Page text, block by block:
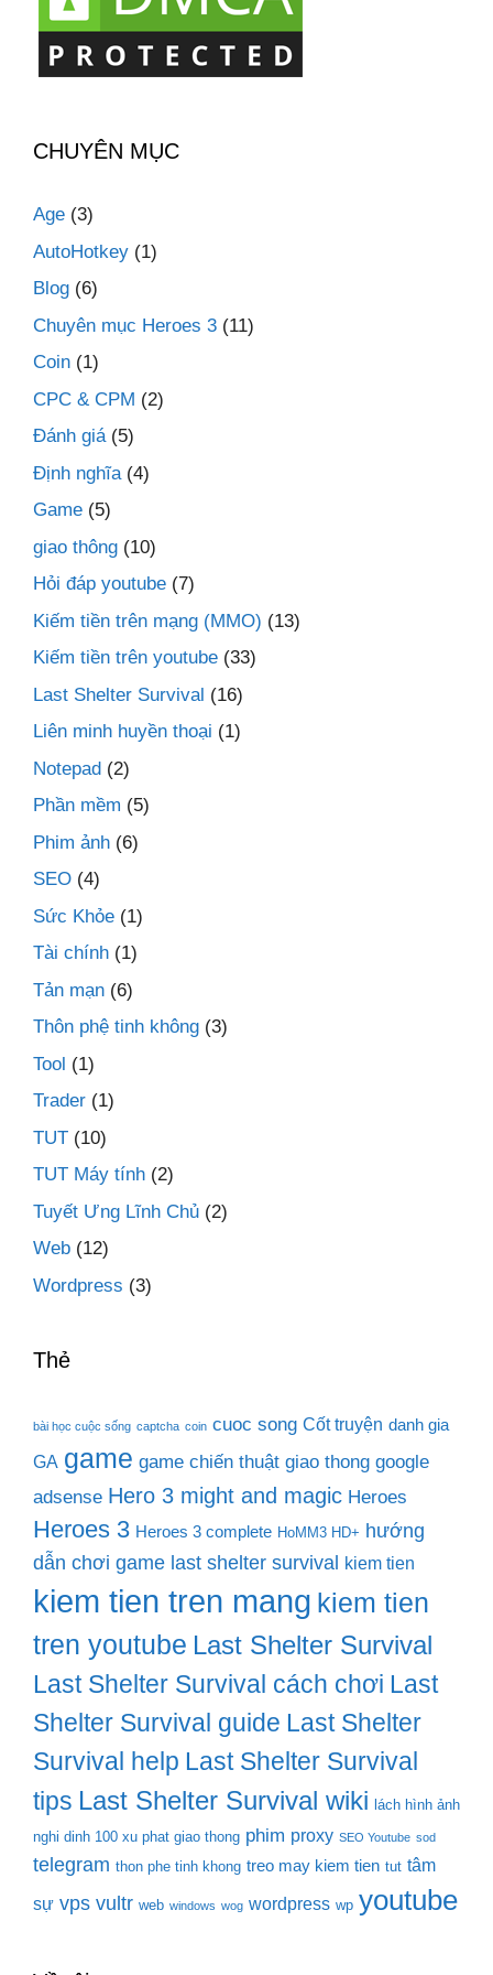
CHUYÊN MỤC
Age (3)
AutoHotkey (1)
Blog (6)
Chuyên mục Heroes 3 (11)
Coin (1)
CPC & CPM (2)
Đánh giá(5)
Định nghĩa(4)
Game (5)
giao thông (10)
Hỏi đáp youtube (7)
Kiếm tiền trên mạng (MMO) (13)
Kiếm tiền trên youtube (33)
Last Shelter Survival (16)
Liên minh huyền thoại (1)
Notepad (2)
Phần mềm (5)
Phim ảnh (6)
SEO (4)
Sức Khỏe (1)
Tài chính (1)
Tản mạn (6)
Thôn phệ tinh không (3)
Tool (1)
Trader (1)
TUT (10)
TUT Máy tính (2)
Tuyết Ưng Lĩnh Chủ (2)
Web (12)
Wordpress (3)
Thẻ
bài học cuộc sống captcha coin cuoc song Cốt truyện danh gia
GA game game chiến thuật giao thong google
adsense Hero 3 might and magic Heroes
Heroes 3 Heroes 3 complete HoMM3 HD+ hướng
dẫn chơi game last shelter survival kiem tien
kiem tien tren mang kiem tien
tren youtube Last Shelter Survival
Last Shelter Survival cách chơi Last
Shelter Survival guide Last Shelter
Survival help Last Shelter Survival
tips Last Shelter Survival wiki lách hình ảnh
nghi dinh 100 xu phat giao thong phim proxy SEO Youtube sod
telegram thon phe tinh khong treo may kiem tien tut tâm
sự vps vultr web windows wog wordpress wp youtube